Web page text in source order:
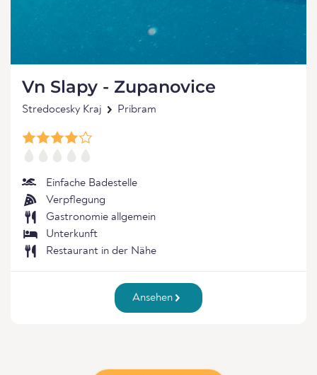
Vn Slapy - Zupanovice
Stredocesky Kraj Pribram
Einfache Badestelle
Verpflegung
Gastronomie allgemein
Unterkunft
Restaurant in der Nähe
Ansehen